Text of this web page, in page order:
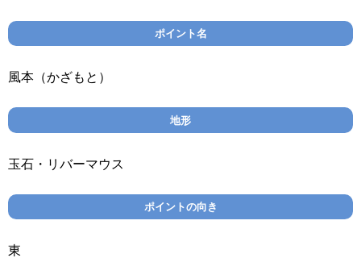
ポイント名
風本（かざもと）
地形
玉石・リバーマウス
ポイントの向き
東